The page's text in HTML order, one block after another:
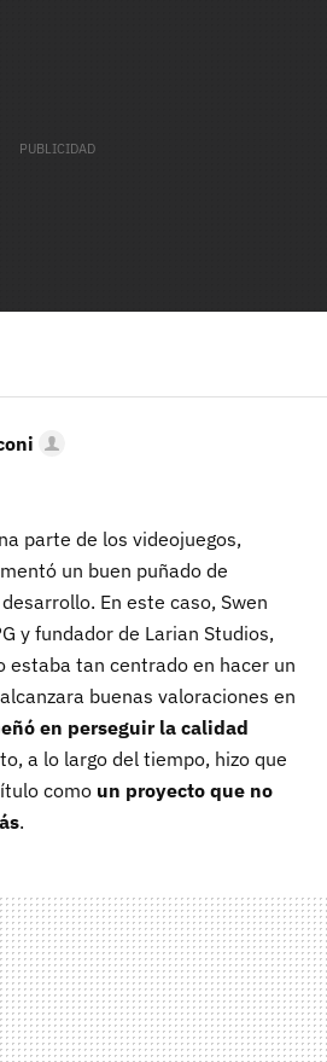
parte de los videojuegos,
un buen puñado de
En este caso, Swen
y fundador de Larian Studios,
estaba tan centrado en hacer un
buenas valoraciones en
en perseguir la calidad
a lo largo del tiempo, hizo que
como un proyecto que no
.